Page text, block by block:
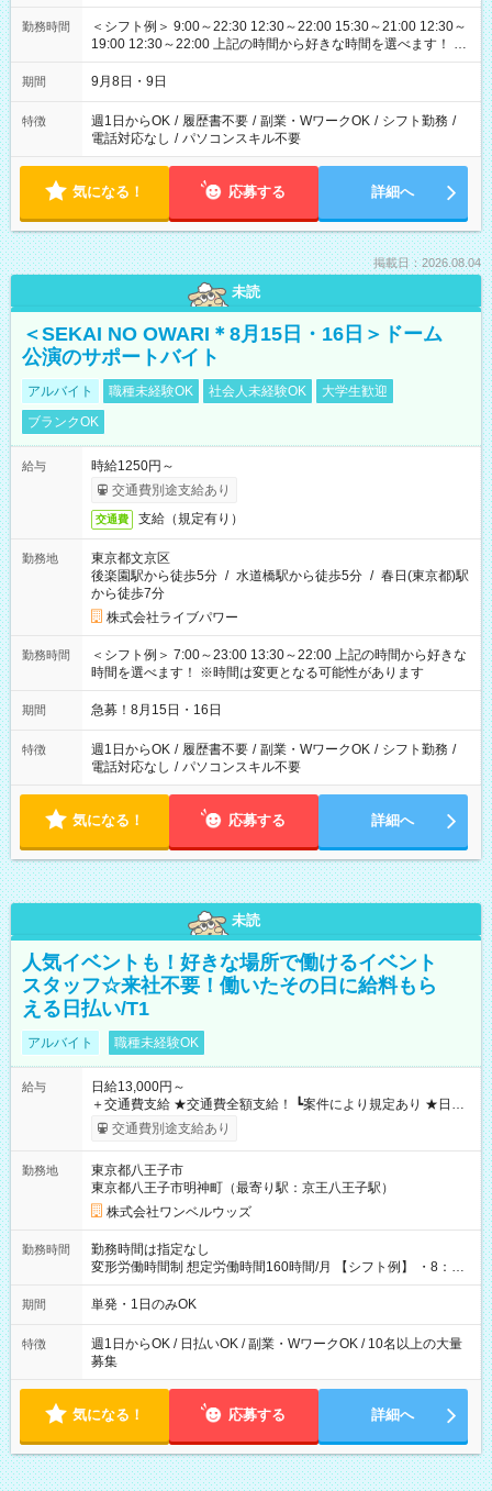
勤務時間
＜シフト例＞ 9:00～22:30 12:30～22:00 15:30～21:00 12:30～
19:00 12:30～22:00 上記の時間から好きな時間を選べます！ ※
時間は変更となる可能性があります
期間 9月8日・9日
特徴 週1日からOK / 履歴書不要 / 副業・WワークOK / シフト勤務 /
電話対応なし / パソコンスキル不要
気になる！ 応募する 詳細へ
掲載日：2026.08.04
未読
＜SEKAI NO OWARI＊8月15日・16日＞ドーム
公演のサポートバイト
アルバイト 職種未経験OK 社会人未経験OK
大学生歓迎
ブランクOK
給与
時給1250円～
交通費別途支給あり
交通費 支給（規定有り）
勤務地
東京都文京区
後楽園駅から徒歩5分 / 水道橋駅から徒歩5分 / 春日(東京都)駅
から徒歩7分
株式会社ライブパワー
勤務時間
＜シフト例＞ 7:00～23:00 13:30～22:00 上記の時間から好きな
時間を選べます！ ※時間は変更となる可能性があります
期間 急募！8月15日・16日
特徴 週1日からOK / 履歴書不要 / 副業・WワークOK / シフト勤務 /
電話対応なし / パソコンスキル不要
気になる！ 応募する 詳細へ
未読
人気イベントも！好きな場所で働けるイベント
スタッフ☆来社不要！働いたその日に給料もら
える日払い/T1
アルバイト 職種未経験OK
給与
日給13,000円～
＋交通費支給 ★交通費全額支給！ ┗案件により規定あり ★日払
いOK！（規定あり） ┗働いたその日に現金GET♪ お仕事後はコ
ンビニATMから 日払い分を引き落とせます！ 【試用期間】試
交通費別途支給あり
勤務地
東京都八王子市
東京都八王子市明神町（最寄り駅：京王八王子駅）
株式会社ワンベルウッズ
勤務時間
勤務時間は指定なし
変形労働時間制 想定労働時間160時間/月 【シフト例】 ・8：00
～21：00
期間 単発・1日のみOK
特徴
週1日からOK / 日払いOK / 副業・WワークOK / 10名以上の大量
募集
気になる！ 応募する 詳細へ